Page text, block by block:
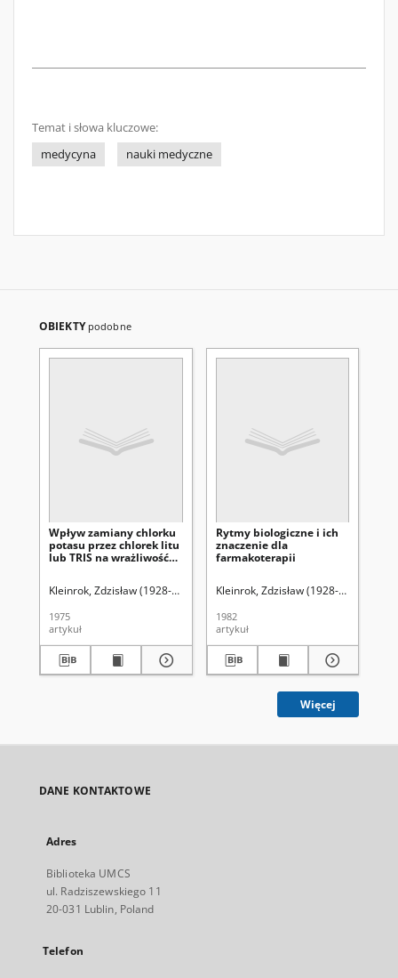
Temat i słowa kluczowe:
medycyna
nauki medyczne
OBIEKTY podobne
Wpływ zamiany chlorku
potasu przez chlorek litu
lub TRIS na wrażliwość
acetylocholinę i 5-
oraz izolowanego serca
szczura na noradrenalinę
Kleinrok, Zdzisław (1928-2002). Czajka, Ryszard (1943-2018).
1975
artykuł
Rytmy biologiczne i ich
znaczenie dla
farmakoterapii
Kleinrok, Zdzisław (1928-2002).
1982
artykuł
Więcej
DANE KONTAKTOWE
Adres
Biblioteka UMCS
ul. Radziszewskiego 11
20-031 Lublin, Poland
Telefon